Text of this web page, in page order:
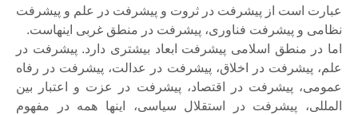
عبارت است از پیشرفت در ثروت و پیشرفت در علم و پیشرفت
نظامی و پیشرفت فناوری، پیشرفت در منطق غربی اینهاست.
اما در منطق اسلامی پیشرفت ابعاد بیشتری دارد. پیشرفت در
علم، پیشرفت در اخلاق، پیشرفت در عدالت، پیشرفت در رفاه
عمومی، پیشرفت در اقتصاد، پیشرفت در عزت و اعتبار بین
المللی، پیشرفت در استقلال سیاسی، اینها همه در مفهوم